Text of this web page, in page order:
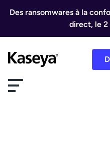
Des ransomwares à la
direct, le